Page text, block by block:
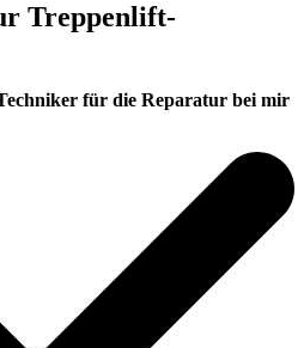
Treppenlift-
für die Reparatur bei mir